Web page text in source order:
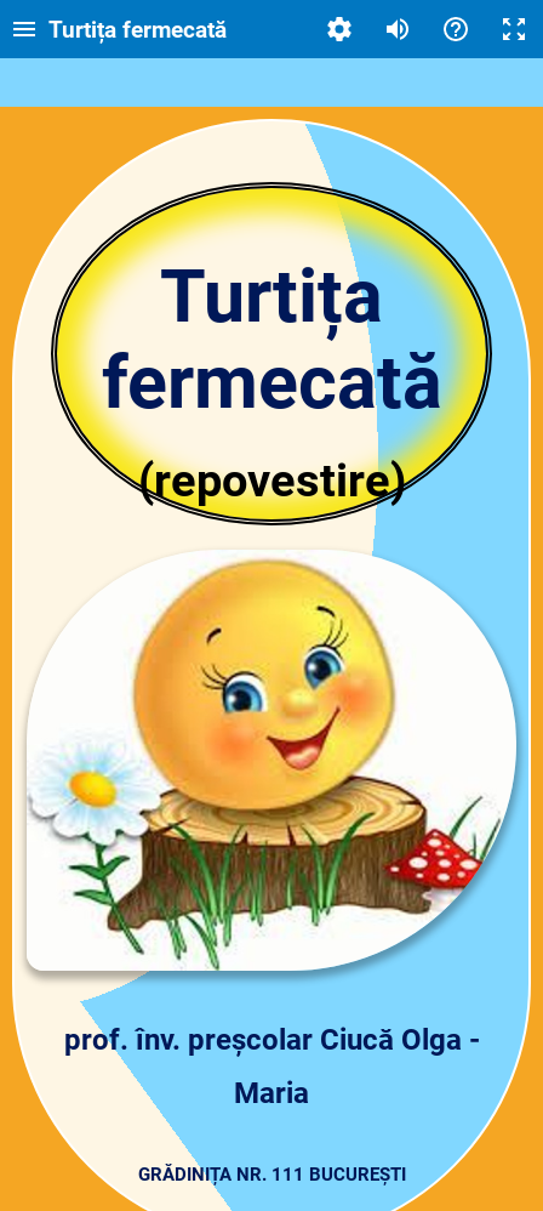
Turtița fermecată
Turtița
fermecată
(repovestire)
prof. înv. preșcolar Ciucă Olga -
Maria
GRĂDINIȚA NR. 111 BUCUREȘTI